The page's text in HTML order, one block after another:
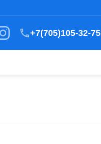
+7(705)105-32-75